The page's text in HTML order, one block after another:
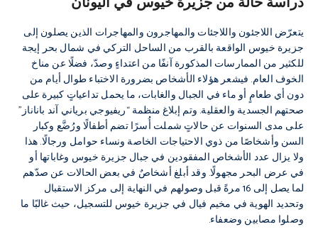
يتعرّض اللاجئون واللاجئات والمهاجرون والمهاجرات الذين يصلون إلى
جزيرة خيوس الواقعة بالقرب من الساحل التركي في شمال بحر إيجة
للكثير من الممارسات المذكورة آنفًا من اعتداءٍ وصدّ، فضلًا عن مناخ
الخوف العام. فيشعر هؤلاء الأشخاص بضرورة الاختباء طوال أيام من
دون أي طعامٍ أو ماء في الجبال والغابات، ما يحمل تداعياتٍ كبيرة على
صحتهم الجسدية والعقلية. وتم إبلاغ منظمة “ريفيوجي برياني آند باناناز”
على مدى السنوات عن حالاتٍ شملت أُسرًا تضم أطفالًا ورُضَّع وكبار
السن وأشخاصًا من ذوي الاحتياجات الخاصة ونساء حوامل ورجالًا. هذا
ولا يزال عدد الأشخاص المفقودين في جبال جزيرة خيوس وغاباتها أو
في عرض البحر مجهولًا. وقد أبلغ أشخاصٌ في بعض الحالات عن صدّهم
لما يصل إلى 16 مرةً قبل وصولهم في النهاية إلى مركز الاستقبال
وتحديد الهوية في مخيم فيال في جزيرة خيوس للتسجيل، حيث غالبًا ما
وصلوا مصابين وضعفاء.